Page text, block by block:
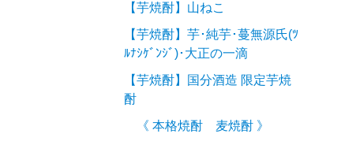
【芋焼酎】山ねこ
【芋焼酎】芋･純芋･蔓無源氏(ﾂ
ﾙﾅｼｹﾞﾝｼﾞ)･大正の一滴
【芋焼酎】国分酒造 限定芋焼
酎
《 本格焼酎 麦焼酎 》